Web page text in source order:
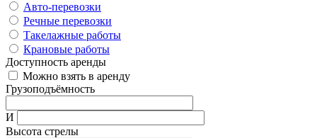
Авто-перевозки
Речные перевозки
Такелажные работы
Крановые работы
Доступность аренды
Можно взять в аренду
Грузоподъёмность
И
Высота стрелы